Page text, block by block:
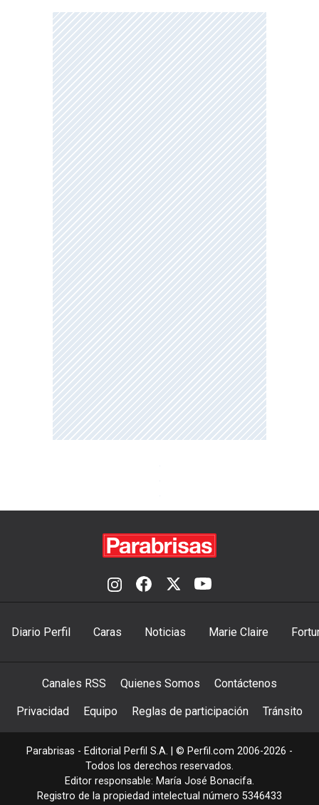
Diario Perfil Caras Noticias Marie Claire
Canales RSS Quienes Somos Contáctenos
Privacidad Equipo Reglas de participación Tránsito
Parabrisas - Editorial Perfil S.A. | © Perfil.com 2006-2026 -
Todos los derechos reservados.
Editor responsable: María José Bonacifa.
Registro de la propiedad intelectual número 5346433